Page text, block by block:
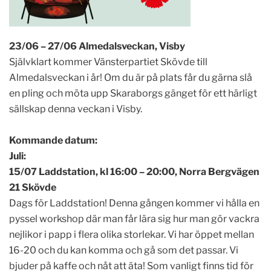
23/06 – 27/06 Almedalsveckan, Visby
Självklart kommer Vänsterpartiet Skövde till
Almedalsveckan i år! Om du är på plats får du gärna slå
en pling och möta upp Skaraborgs gänget för ett härligt
sällskap denna veckan i Visby.
Kommande datum:
Juli:
15/07 Laddstation, kl 16:00 – 20:00, Norra Bergvägen
21 Skövde
Dags för Laddstation! Denna gången kommer vi hålla en
pyssel workshop där man får lära sig hur man gör vackra
nejlikor i papp i flera olika storlekar. Vi har öppet mellan
16-20 och du kan komma och gå som det passar. Vi
bjuder på kaffe och nåt att äta! Som vanligt finns tid för